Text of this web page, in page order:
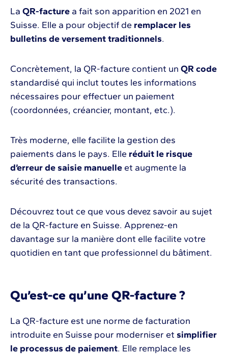
La QR-facture a fait son apparition en 2021 en
Suisse. Elle a pour objectif de remplacer les
bulletins de versement traditionnels.
Concrètement, la QR-facture contient un QR code
standardisé qui inclut toutes les informations
nécessaires pour effectuer un paiement
(coordonnées, créancier, montant, etc.).
Très moderne, elle facilite la gestion des
paiements dans le pays. Elle réduit le risque
d’erreur de saisie manuelle et augmente la
sécurité des transactions.
Découvrez tout ce que vous devez savoir au sujet
de la QR-facture en Suisse. Apprenez-en
davantage sur la manière dont elle facilite votre
quotidien en tant que professionnel du bâtiment.
Qu’est-ce qu’une QR-facture ?
La QR-facture est une norme de facturation
introduite en Suisse pour moderniser et simplifier
le processus de paiement. Elle remplace les